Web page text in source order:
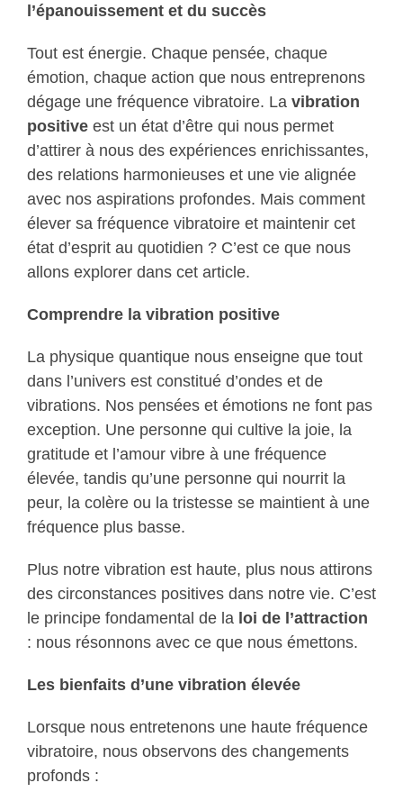
l’épanouissement et du succès
Tout est énergie. Chaque pensée, chaque
émotion, chaque action que nous entreprenons
dégage une fréquence vibratoire. La vibration
positiveest un état d’être qui nous permet
d’attirer à nous des expériences enrichissantes,
des relations harmonieuses et une vie alignée
avec nos aspirations profondes. Mais comment
élever sa fréquence vibratoire et maintenir cet
état d’esprit au quotidien ? C’est ce que nous
allons explorer dans cet article.
Comprendre la vibration positive
La physique quantique nous enseigne que tout
dans l’univers est constitué d’ondes et de
vibrations. Nos pensées et émotions ne font pas
exception. Une personne qui cultive la joie, la
gratitude et l’amour vibre à une fréquence
élevée, tandis qu’une personne qui nourrit la
peur, la colère ou la tristesse se maintient à une
fréquence plus basse.
Plus notre vibration est haute, plus nous attirons
des circonstances positives dans notre vie. C’est
le principe fondamental de la loi de l’attraction
: nous résonnons avec ce que nous émettons.
Les bienfaits d’une vibration élevée
Lorsque nous entretenons une haute fréquence
vibratoire, nous observons des changements
profonds :